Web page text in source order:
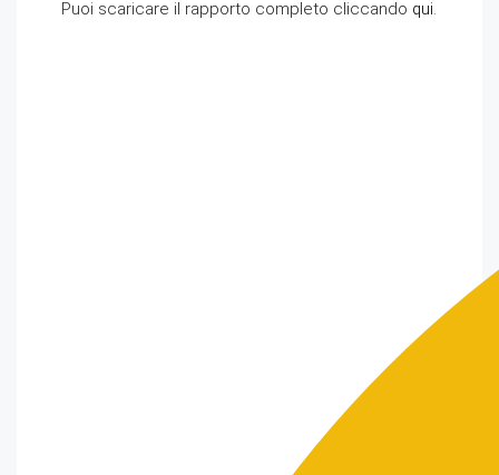
Puoi scaricare il rapporto completo cliccando qui.